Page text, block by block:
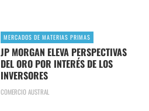
MERCADOS DE MATERIAS PRIMAS
JP MORGAN ELEVA PERSPECTIVAS
DEL ORO POR INTERÉS DE LOS
INVERSORES
COMERCIO AUSTRAL